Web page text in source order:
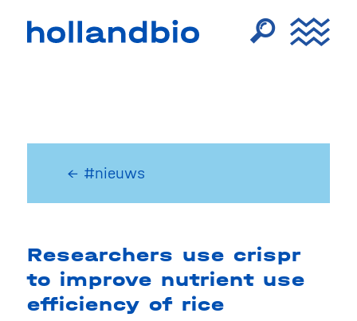
← #nieuws
Researchers use crispr
to improve nutrient use
efficiency of rice